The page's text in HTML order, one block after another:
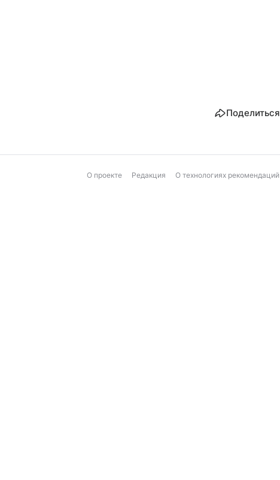
Поделиться
О проекте Редакция О технологиях рекомендаций